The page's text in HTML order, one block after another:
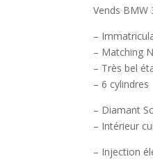
Vends BMW
–
– Matching
– Très bel
– 6 cylindres
– Diamant
– Intérieur
– Injection